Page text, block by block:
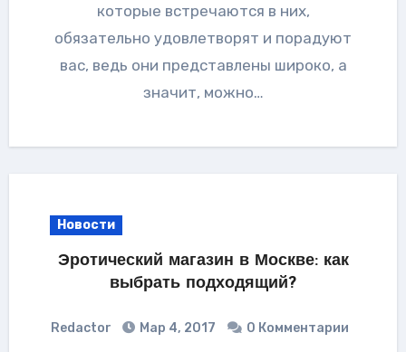
которые встречаются в них,
обязательно удовлетворят и порадуют
вас, ведь они представлены широко, а
значит, можно…
Новости
Эротический магазин в Москве: как
выбрать подходящий?
Redactor Мар 4, 2017 0 Комментарии